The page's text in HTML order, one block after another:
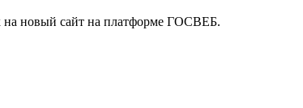
новый сайт на платформе ГОСВЕБ.